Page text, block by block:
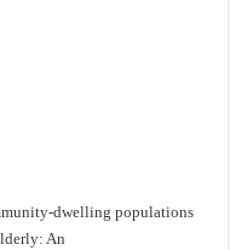
dwelling populations
An